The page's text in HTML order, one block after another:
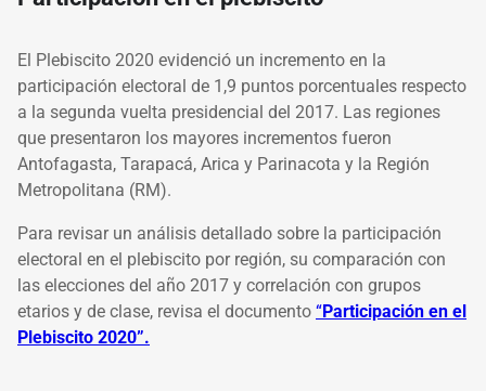
El Plebiscito 2020 evidenció un incremento en la
participación electoral de 1,9 puntos porcentuales respecto
a la segunda vuelta presidencial del 2017. Las regiones
que presentaron los mayores incrementos fueron
Antofagasta, Tarapacá, Arica y Parinacota y la Región
Metropolitana (RM).
Para revisar un análisis detallado sobre la participación
electoral en el plebiscito por región, su comparación con
las elecciones del año 2017 y correlación con grupos
etarios y de clase, revisa el documento “Participación en el
Plebiscito 2020”.